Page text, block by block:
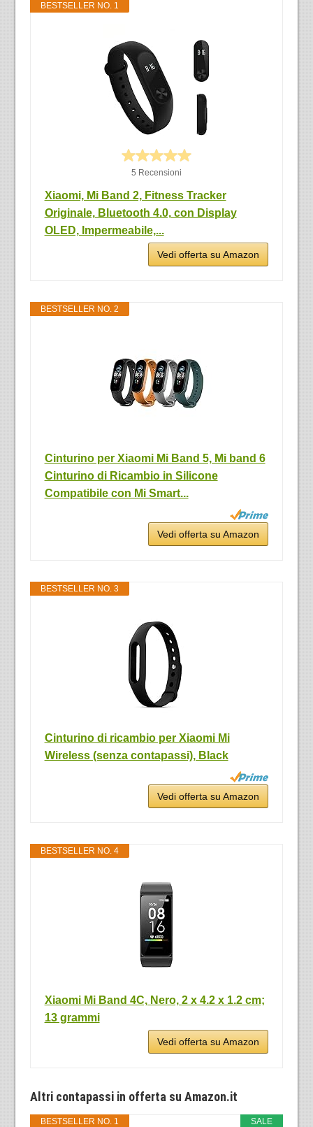
BESTSELLER NO. 1
5 Recensioni
Xiaomi, Mi Band 2, Fitness Tracker
Originale, Bluetooth 4.0, con Display
OLED, Impermeabile,...
Vedi offerta su Amazon
BESTSELLER NO. 2
Cinturino per Xiaomi Mi Band 5, Mi band 6
Cinturino di Ricambio in Silicone
Compatibile con Mi Smart...
Vedi offerta su Amazon
BESTSELLER NO. 3
Cinturino di ricambio per Xiaomi Mi
Wireless (senza contapassi), Black
Vedi offerta su Amazon
BESTSELLER NO. 4
Xiaomi Mi Band 4C, Nero, ‎2 x 4.2 x 1.2 cm;
13 grammi
Vedi offerta su Amazon
Altri contapassi in offerta su Amazon.it
SALE
BESTSELLER NO. 1